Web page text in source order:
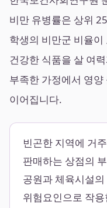
비만 유병률은 상위
학생의 비만군 비율
건강한 식품을 살 여
부족한 가정에서 영
이어집니다.
빈곤한 지역에 거
판매하는 상점의
공원과 체육시설
위험요인으로 작